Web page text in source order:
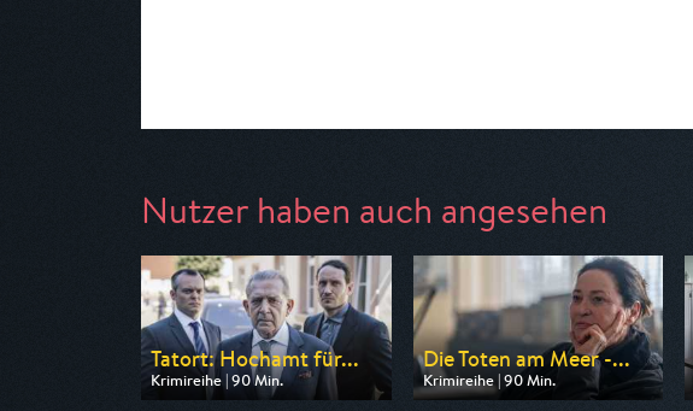
Nutzer haben auch angesehen
Tatort: Hochamt für...
Krimireihe | 90 Min.
Ausgestrahlt von BR
Die Toten am Meer -...
Krimireihe | 90 Min.
Ausgestrahlt von ARD